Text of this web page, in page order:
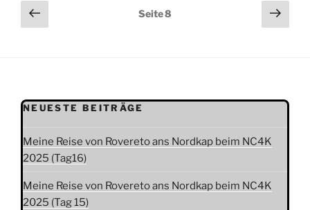
Seitennummerierung
der
Vorherige
Seite
Seite8
NEUESTE BEITRÄGE
Meine Reise von Rovereto ans Nordkap beim NC4K
2025 (Tag16)
Meine Reise von Rovereto ans Nordkap beim NC4K
2025 (Tag 15)